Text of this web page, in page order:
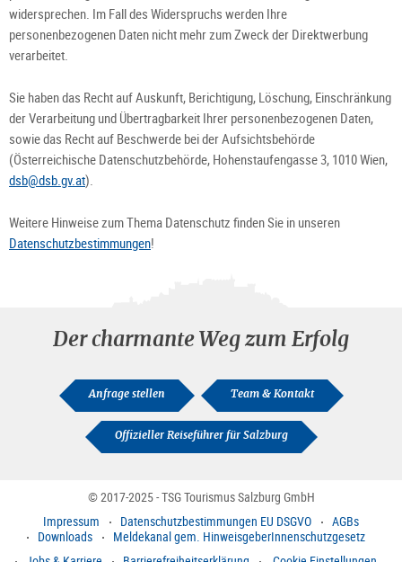
widersprechen. Im Fall des Widerspruchs werden Ihre
personenbezogenen Daten nicht mehr zum Zweck der Direktwerbung
verarbeitet.
Sie haben das Recht auf Auskunft, Berichtigung, Löschung, Einschränkung
der Verarbeitung und Übertragbarkeit Ihrer personenbezogenen Daten,
sowie das Recht auf Beschwerde bei der Aufsichtsbehörde
(Österreichische Datenschutzbehörde, Hohenstaufengasse 3, 1010 Wien,
dsb@dsb.gv.at).
Weitere Hinweise zum Thema Datenschutz finden Sie in unseren
Datenschutzbestimmungen!
Der charmante Weg zum Erfolg
Anfrage stellen Team & Kontakt
Offizieller Reiseführer für Salzburg
© 2017-2025 - TSG Tourismus Salzburg GmbH
Impressum
Datenschutzbestimmungen EU DSGVO
AGBs
Downloads
Meldekanal gem. HinweisgeberInnenschutzgesetz